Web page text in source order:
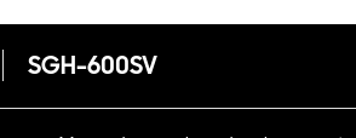
SGH-600SV